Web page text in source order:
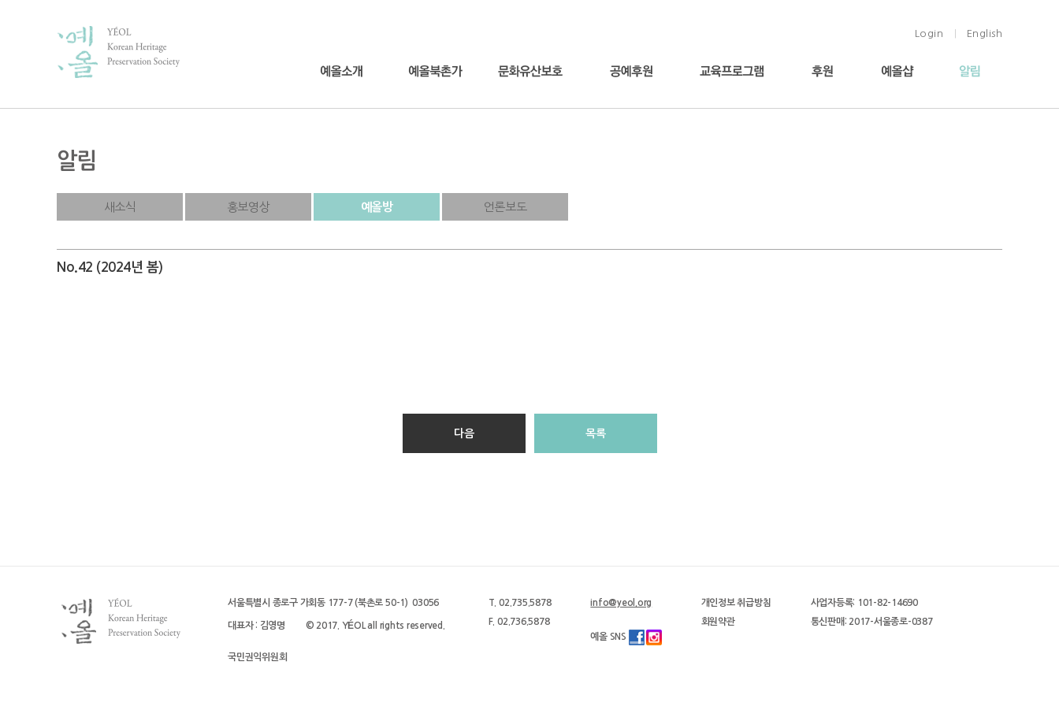
Login English
알림
새소식 홍보영상 예올방 언론보도
No.42 (2024년 봄)
다음 목록
서울특별시 종로구 가회동 177-7 (북촌로 50-1) 03056
대표자 : 김영명 © 2017. YÉOL all rights reserved.
국민권익위원회
T. 02.735.5878
F. 02.736.5878
info@yeol.org
예올 SNS
개인정보 취급방침
회원약관
사업자등록: 101-82-14690
통신판매: 2017-서울종로-0387